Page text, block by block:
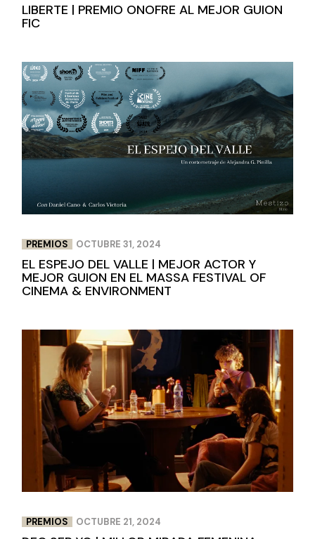
LIBERTE | PREMIO ONOFRE AL MEJOR GUION
FIC
PREMIOS OCTUBRE 31, 2024
EL ESPEJO DEL VALLE | MEJOR ACTOR Y
MEJOR GUION EN EL MASSA FESTIVAL OF
CINEMA & ENVIRONMENT
PREMIOS OCTUBRE 21, 2024